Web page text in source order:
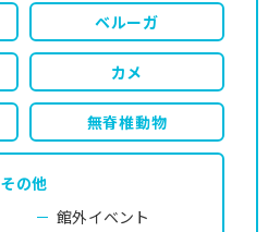
ベルーガ
カメ
無脊椎動物
その他
館外イベント